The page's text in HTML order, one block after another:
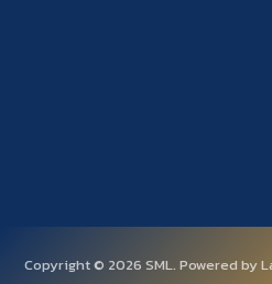
Copyright © 2026 SML. Powered by